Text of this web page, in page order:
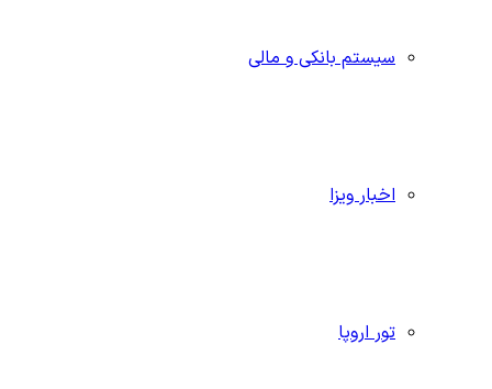
سیستم بانکی و مالی
اخبار ویزا
تور اروپا